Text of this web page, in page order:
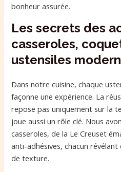
bonheur assurée.
Les secrets des
casseroles,
ustensiles
Dans notre cuisine, chaque
façonne une expérience. La
repose pas uniquement sur la
joue aussi un rôle clé. Nous
casseroles, de la Le Creuset
anti-adhésives, chacun
de texture.